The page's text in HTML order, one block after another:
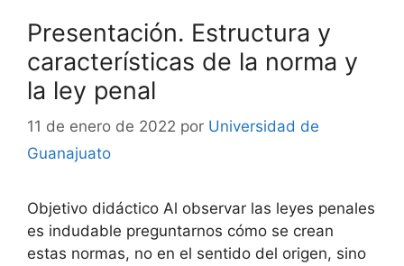
Presentación. Estructura y
características de la norma y
la ley penal
11 de enero de 2022 por Universidad de
Guanajuato
Objetivo didáctico Al observar las leyes penales
es indudable preguntarnos cómo se crean
estas normas, no en el sentido del origen, sino